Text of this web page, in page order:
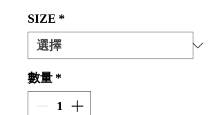
SIZE *
數量 *